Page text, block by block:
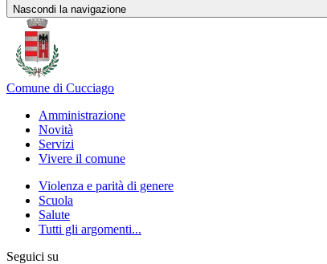
Nascondi la navigazione
Comune di Cucciago
Amministrazione
Novità
Servizi
Vivere il comune
Violenza e parità di genere
Scuola
Salute
Tutti gli argomenti...
Seguici su